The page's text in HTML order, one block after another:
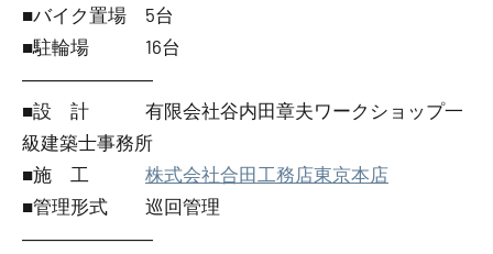
■バイク置場 5台
■駐輪場 16台
―――――――
■設 計 有限会社谷内田章夫ワークショップ一
級建築士事務所
■施 工 株式会社合田工務店東京本店
■管理形式 巡回管理
―――――――